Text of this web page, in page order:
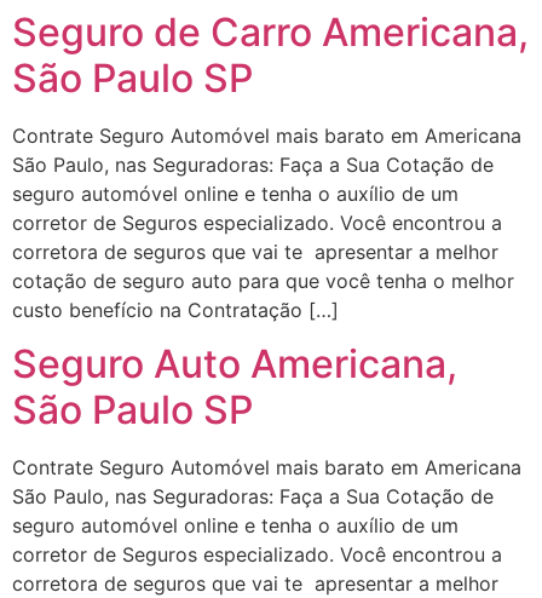
Seguro de Carro Americana,
São Paulo SP
Contrate Seguro Automóvel mais barato em Americana
São Paulo, nas Seguradoras: Faça a Sua Cotação de
seguro automóvel online e tenha o auxílio de um
corretor de Seguros especializado. Você encontrou a
corretora de seguros que vai te apresentar a melhor
cotação de seguro auto para que você tenha o melhor
custo benefício na Contratação […]
Seguro Auto Americana,
São Paulo SP
Contrate Seguro Automóvel mais barato em Americana
São Paulo, nas Seguradoras: Faça a Sua Cotação de
seguro automóvel online e tenha o auxílio de um
corretor de Seguros especializado. Você encontrou a
corretora de seguros que vai te apresentar a melhor